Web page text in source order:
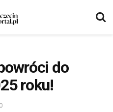
do
roku!